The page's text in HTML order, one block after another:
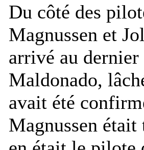
Du côté des
Magnussen et
arrivé au
Maldonado,
avait été
Magnussen